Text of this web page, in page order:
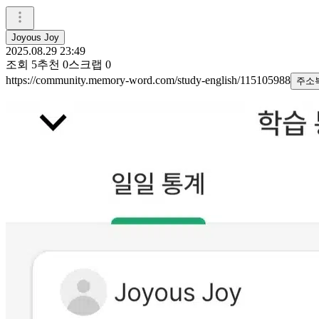
Joyous Joy
2025.08.29 23:49
조회 5추천 0스크랩 0
https://community.memory-word.com/study-english/115105988 주소